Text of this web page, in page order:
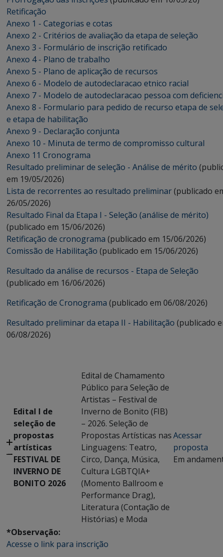
Retificação
Anexo 1 - Categorias e cotas
Anexo 2 - Critérios de avaliação da etapa de seleção
Anexo 3 - Formulário de inscrição retificado
Anexo 4 - Plano de trabalho
Anexo 5 - Plano de aplicação de recursos
Anexo 6 - Modelo de autodeclaracao etnico racial
Anexo 7 - Modelo de autodeclaracao pessoa com
Anexo 8 - Formulario para pedido de recurso etapa de
e etapa de habilitação
Anexo 9 - Declaração conjunta
Anexo 10 - Minuta de termo de compromisso cultural
Anexo 11 Cronograma
Resultado preliminar de seleção - Análise de mérito
em 19/05/2026)
Lista de recorrentes ao resultado preliminar(publicado
26/05/2026)
Resultado Final da Etapa I - Seleção (análise de mérito)
(publicado em 15/06/2026)
Retificação de cronograma (publicado em 15/06/2026)
Comissão de Habilitação (publicado em 15/06/2026)
Resultado da análise de recursos - Etapa de Seleção
(publicado em 16/06/2026)
Retificação de Cronograma (publicado em 06/08/2026)
Resultado preliminar da etapa II - Habilitação (publicado
06/08/2026)
Edital I de
seleção de
propostas
artísticas
FESTIVAL DE
INVERNO DE
BONITO 2026
Edital de Chamamento
Público para Seleção de
Artistas – Festival de
Inverno de Bonito (FIB)
– 2026. Seleção de
Propostas Artísticas nas
Linguagens: Teatro,
Circo, Dança, Música,
Cultura LGBTQIA+
(Momento Ballroom e
Performance Drag),
Literatura (Contação de
Histórias) e Moda
Acessar
proposta
Em
*Observação:
Acesse o link para inscrição